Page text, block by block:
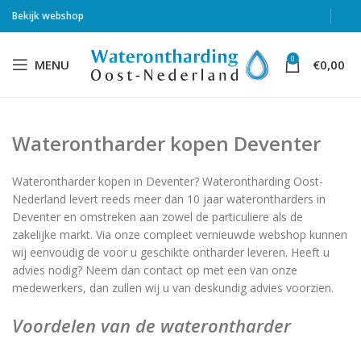
Bekijk webshop
MENU 0 €0,00
Waterontharder kopen Deventer
Waterontharder kopen in Deventer? Waterontharding Oost-
Nederland levert reeds meer dan 10 jaar waterontharders in
Deventer en omstreken aan zowel de particuliere als de
zakelijke markt. Via onze compleet vernieuwde webshop kunnen
wij eenvoudig de voor u geschikte ontharder leveren. Heeft u
advies nodig? Neem dan contact op met een van onze
medewerkers, dan zullen wij u van deskundig advies voorzien.
Voordelen van de waterontharder